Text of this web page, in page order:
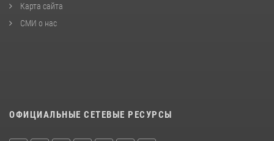
Карта сайта
СМИ о нас
ОФИЦИАЛЬНЫЕ СЕТЕВЫЕ РЕСУРСЫ